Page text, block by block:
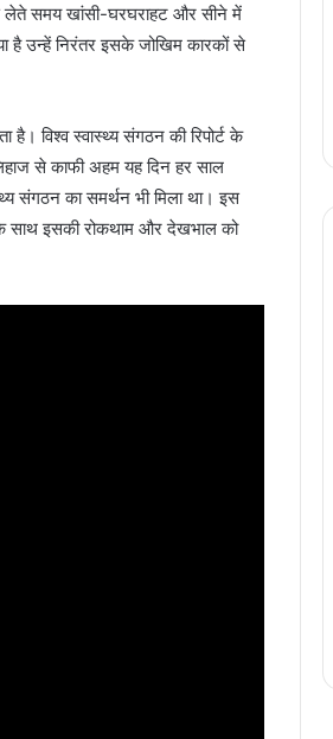
समय खांसी-घरघराहट और सीने में
है उन्हें निरंतर इसके जोखिम कारकों से
विश्व स्वास्थ्य संगठन की रिपोर्ट के
से काफी अहम यह दिन हर साल
संगठन का समर्थन भी मिला था। इस
साथ इसकी रोकथाम और देखभाल को